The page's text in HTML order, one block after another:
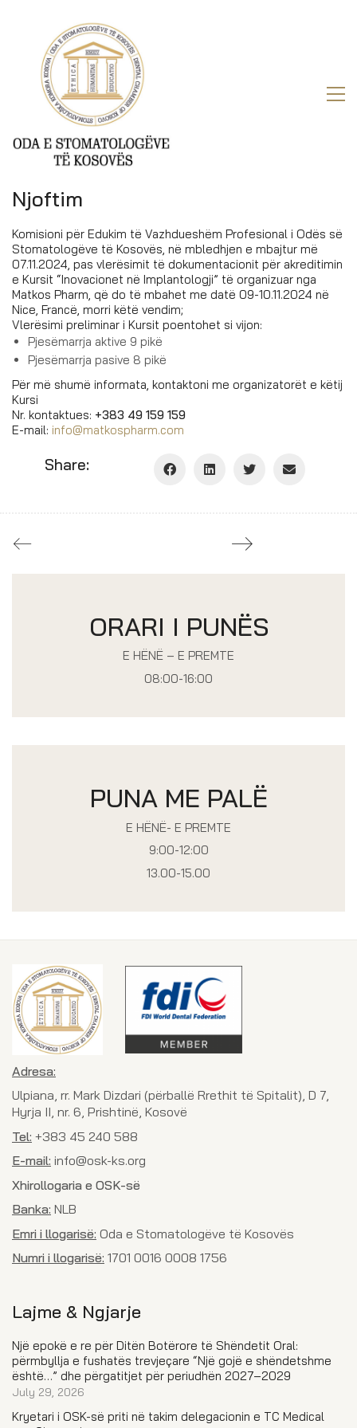
Njoftim
Komisioni për Edukim të Vazhdueshëm Profesional i Odës së
Stomatologëve të Kosovës, në mbledhjen e mbajtur më
07.11.2024, pas vlerësimit të dokumentacionit për akreditimin
e Kursit “Inovacionet në Implantologji” të organizuar nga
Matkos Pharm, që do të mbahet me datë 09-10.11.2024 në
Nice, Francë, morri këtë vendim;
Vlerësimi preliminar i Kursit poentohet si vijon:
Pjesëmarrja aktive 9 pikë
Pjesëmarrja pasive 8 pikë
Për më shumë informata, kontaktoni me organizatorët e këtij
Kursi
Nr. kontaktues: +383 49 159 159
E-mail: info@matkospharm.com
Share:
ORARI I PUNËS
E HËNË – E PREMTE
08:00-16:00
PUNA ME PALË
E HËNË- E PREMTE
9:00-12:00
13.00-15.00
Adresa:
Ulpiana, rr. Mark Dizdari (përballë Rrethit të Spitalit), D 7,
Hyrja II, nr. 6, Prishtinë, Kosovë
Tel: +383 45 240 588
E-mail: info@osk-ks.org
Xhirollogaria e OSK-së
Banka: NLB
Emri i llogarisë: Oda e Stomatologëve të Kosovës
Numri i llogarisë: 1701 0016 0008 1756
Lajme & Ngjarje
Një epokë e re për Ditën Botërore të Shëndetit Oral:
përmbyllja e fushatës trevjeçare “Një gojë e shëndetshme
është…” dhe përgatitjet për periudhën 2027–2029
July 29, 2026
Kryetari i OSK-së priti në takim delegacionin e TC Medical